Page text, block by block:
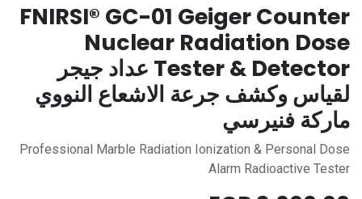
FNIRSI® GC-01 Geiger Counter
Nuclear Radiation Dose
Tester & Detector عداد جيجر
لقياس وكشف جرعة الاشعاع النووي
ماركة فنيرسي
Professional Marble Radiation Ionization & Personal Dose
Alarm Radioactive Tester